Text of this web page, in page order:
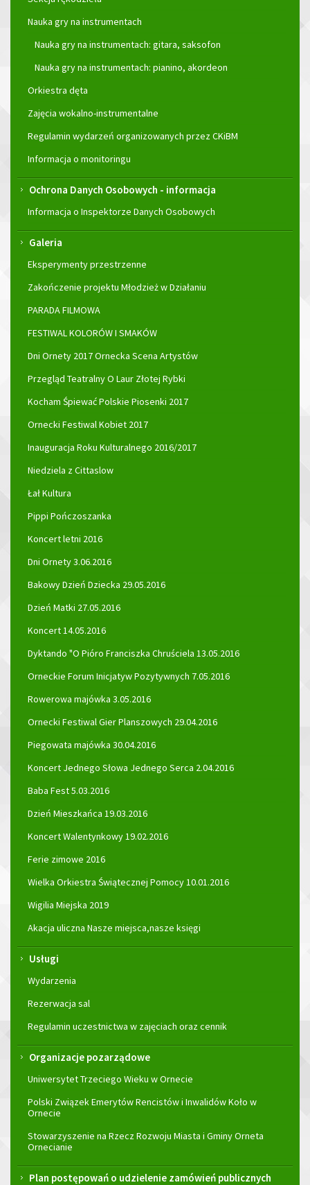
Nauka gry na instrumentach
Nauka gry na instrumentach: gitara, saksofon
Nauka gry na instrumentach: pianino, akordeon
Orkiestra dęta
Zajęcia wokalno-instrumentalne
Regulamin wydarzeń organizowanych przez CKiBM
Informacja o monitoringu
Ochrona Danych Osobowych - informacja
Informacja o Inspektorze Danych Osobowych
Galeria
Eksperymenty przestrzenne
Zakończenie projektu Młodzież w Działaniu
PARADA FILMOWA
FESTIWAL KOLORÓW I SMAKÓW
Dni Ornety 2017 Ornecka Scena Artystów
Przegląd Teatralny O Laur Złotej Rybki
Kocham Śpiewać Polskie Piosenki 2017
Ornecki Festiwal Kobiet 2017
Inauguracja Roku Kulturalnego 2016/2017
Niedziela z Cittaslow
Łał Kultura
Pippi Pończoszanka
Koncert letni 2016
Dni Ornety 3.06.2016
Bakowy Dzień Dziecka 29.05.2016
Dzień Matki 27.05.2016
Koncert 14.05.2016
Dyktando "O Pióro Franciszka Chruściela 13.05.2016
Orneckie Forum Inicjatyw Pozytywnych 7.05.2016
Rowerowa majówka 3.05.2016
Ornecki Festiwal Gier Planszowych 29.04.2016
Piegowata majówka 30.04.2016
Koncert Jednego Słowa Jednego Serca 2.04.2016
Baba Fest 5.03.2016
Dzień Mieszkańca 19.03.2016
Koncert Walentynkowy 19.02.2016
Ferie zimowe 2016
Wielka Orkiestra Świątecznej Pomocy 10.01.2016
Wigilia Miejska 2019
Akacja uliczna Nasze miejsca,nasze księgi
Usługi
Wydarzenia
Rezerwacja sal
Regulamin uczestnictwa w zajęciach oraz cennik
Organizacje pozarządowe
Uniwersytet Trzeciego Wieku w Ornecie
Polski Związek Emerytów Rencistów i Inwalidów Koło w
Ornecie
Stowarzyszenie na Rzecz Rozwoju Miasta i Gminy Orneta
Ornecianie
Plan postępowań o udzielenie zamówień publicznych